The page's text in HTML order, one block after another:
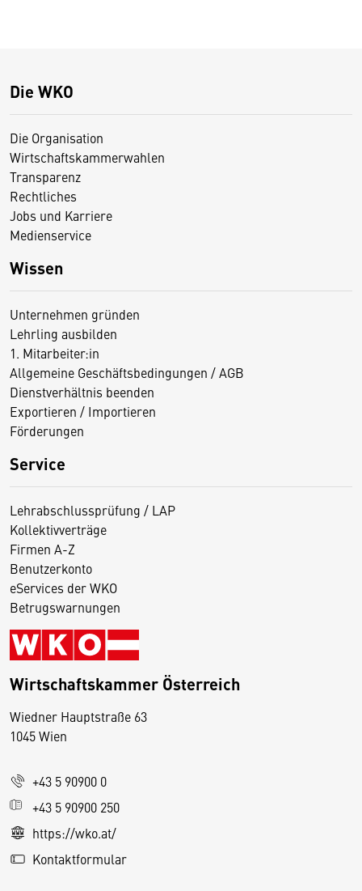
Die WKO
Die Organisation
Wirtschaftskammerwahlen
Transparenz
Rechtliches
Jobs und Karriere
Medienservice
Wissen
Unternehmen gründen
Lehrling ausbilden
1. Mitarbeiter:in
Allgemeine Geschäftsbedingungen / AGB
Dienstverhältnis beenden
Exportieren / Importieren
Förderungen
Service
Lehrabschlussprüfung / LAP
Kollektivverträge
Firmen A-Z
Benutzerkonto
eServices der WKO
Betrugswarnungen
Wirtschaftskammer Österreich
Wiedner Hauptstraße 63
1045 Wien
+43 5 90900 0
+43 5 90900 250
https://wko.at/
Kontaktformular
D
s
e
S
e